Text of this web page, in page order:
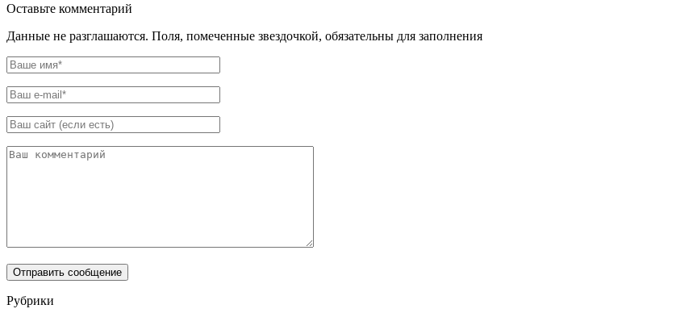
Оставьте комментарий
Данные не разглашаются. Поля, помеченные звездочкой, обязательны для заполнения
Рубрики